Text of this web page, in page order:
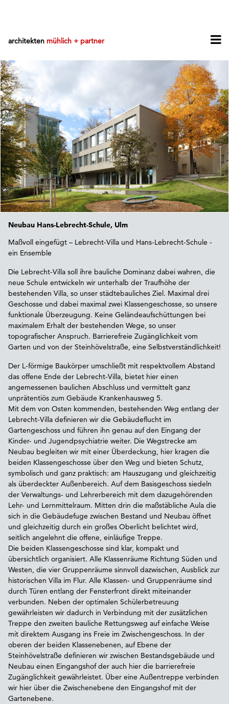
architekten mühlich + partner
Neubau Hans-Lebrecht-Schule, Ulm
Maßvoll eingefügt – Lebrecht-Villa und Hans-Lebrecht-Schule -
ein Ensemble
Die Lebrecht-Villa soll ihre bauliche Dominanz dabei wahren, die
neue Schule entwickeln wir unterhalb der Traufhöhe der
bestehenden Villa, so unser städtebauliches Ziel. Maximal drei
Geschosse und dabei maximal zwei Klassengeschosse, so unsere
funktionale Überzeugung. Keine Geländeaufschüttungen bei
maximalem Erhalt der bestehenden Wege, so unser
topografischer Anspruch. Barrierefreie Zugänglichkeit vom
Garten und von der Steinhövelstraße, eine Selbstverständlichkeit!
Der L-förmige Baukörper umschließt mit respektvollem Abstand
das offene Ende der Lebrecht-Villa, bietet hier einen
angemessenen baulichen Abschluss und vermittelt ganz
unprätentiös zum Gebäude Krankenhausweg 5.
Mit dem von Osten kommenden, bestehenden Weg entlang der
Lebrecht-Villa definieren wir die Gebäudeflucht im
Gartengeschoss und führen ihn genau auf den Eingang der
Kinder- und Jugendpsychiatrie weiter. Die Wegstrecke am
Neubau begleiten wir mit einer Überdeckung, hier kragen die
beiden Klassengeschosse über den Weg und bieten Schutz,
symbolisch und ganz praktisch: am Hauszugang und gleichzeitig
als überdeckter Außenbereich. Auf dem Basisgeschoss siedeln
der Verwaltungs- und Lehrerbereich mit dem dazugehörenden
Lehr- und Lernmittelraum. Mitten drin die maßstäbliche Aula die
sich in die Gebäudefuge zwischen Bestand und Neubau öffnet
und gleichzeitig durch ein großes Oberlicht belichtet wird,
seitlich angelehnt die offene, einläufige Treppe.
Die beiden Klassengeschosse sind klar, kompakt und
übersichtlich organisiert. Alle Klassenräume Richtung Süden und
Westen, die vier Gruppenräume sinnvoll dazwischen, Ausblick zur
historischen Villa im Flur. Alle Klassen- und Gruppenräume sind
durch Türen entlang der Fensterfront direkt miteinander
verbunden. Neben der optimalen Schülerbetreuung
gewährleisten wir dadurch in Verbindung mit der zusätzlichen
Treppe den zweiten bauliche Rettungsweg auf einfache Weise
mit direktem Ausgang ins Freie im Zwischengeschoss. In der
oberen der beiden Klassenebenen, auf Ebene der
Steinhövelstraße definieren wir zwischen Bestandsgebäude und
Neubau einen Eingangshof der auch hier die barrierefreie
Zugänglichkeit gewährleistet. Über eine Außentreppe verbinden
wir hier über die Zwischenebene den Eingangshof mit der
Gartenebene.